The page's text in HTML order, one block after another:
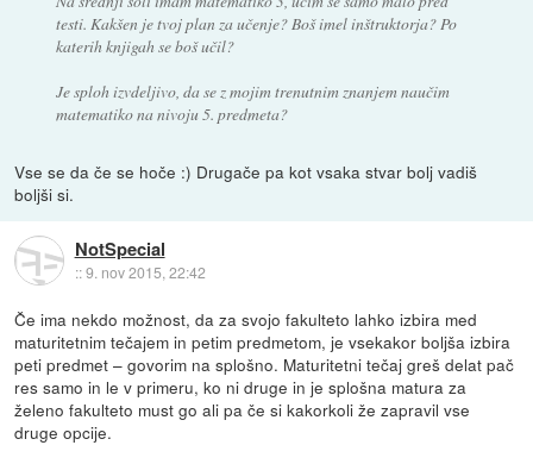
testi. Kakšen je tvoj plan za učenje? Boš imel inštruktorja? Po
katerih knjigah se boš učil?
Je sploh izvdeljivo, da se z mojim trenutnim znanjem naučim
matematiko na nivoju 5. predmeta?
Vse se da če se hoče :) Drugače pa kot vsaka stvar bolj vadiš
boljši si.
NotSpecial
::9. nov 2015, 22:42
Če ima nekdo možnost, da za svojo fakulteto lahko izbira med
maturitetnim tečajem in petim predmetom, je vsekakor boljša izbira
peti predmet – govorim na splošno. Maturitetni tečaj greš delat pač
res samo in le v primeru, ko ni druge in je splošna matura za
želeno fakulteto must go ali pa če si kakorkoli že zapravil vse
druge opcije.